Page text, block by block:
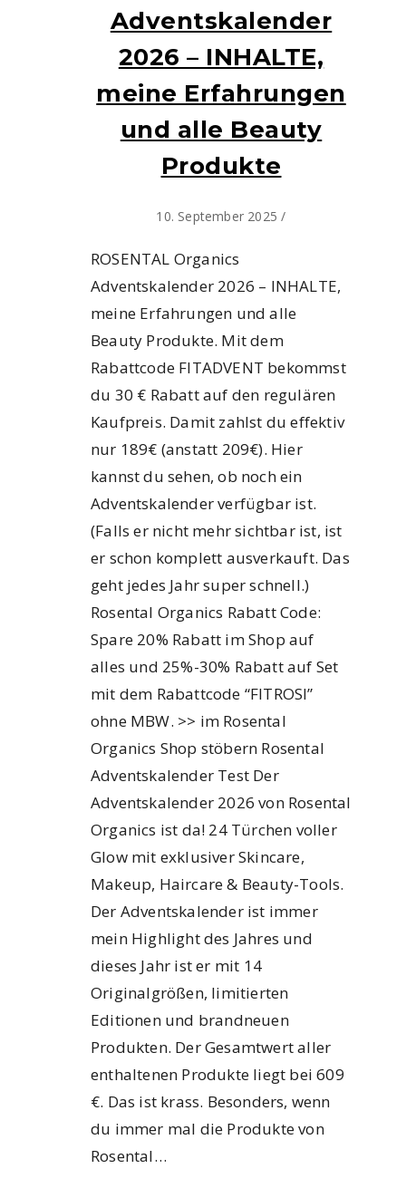
Adventskalender
2026 – INHALTE,
meine Erfahrungen
und alle Beauty
Produkte
10. September 2025 /
ROSENTAL Organics
Adventskalender 2026 – INHALTE,
meine Erfahrungen und alle
Beauty Produkte. Mit dem
Rabattcode FITADVENT bekommst
du 30 € Rabatt auf den regulären
Kaufpreis. Damit zahlst du effektiv
nur 189€ (anstatt 209€). Hier
kannst du sehen, ob noch ein
Adventskalender verfügbar ist.
(Falls er nicht mehr sichtbar ist, ist
er schon komplett ausverkauft. Das
geht jedes Jahr super schnell.)
Rosental Organics Rabatt Code:
Spare 20% Rabatt im Shop auf
alles und 25%-30% Rabatt auf Set
mit dem Rabattcode “FITROSI”
ohne MBW. >> im Rosental
Organics Shop stöbern Rosental
Adventskalender Test Der
Adventskalender 2026 von Rosental
Organics ist da! 24 Türchen voller
Glow mit exklusiver Skincare,
Makeup, Haircare & Beauty-Tools.
Der Adventskalender ist immer
mein Highlight des Jahres und
dieses Jahr ist er mit 14
Originalgrößen, limitierten
Editionen und brandneuen
Produkten. Der Gesamtwert aller
enthaltenen Produkte liegt bei 609
€. Das ist krass. Besonders, wenn
du immer mal die Produkte von
Rosental…